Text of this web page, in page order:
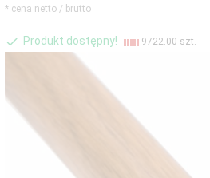
* cena netto / brutto
Produkt dostępny! 9722.00 szt.